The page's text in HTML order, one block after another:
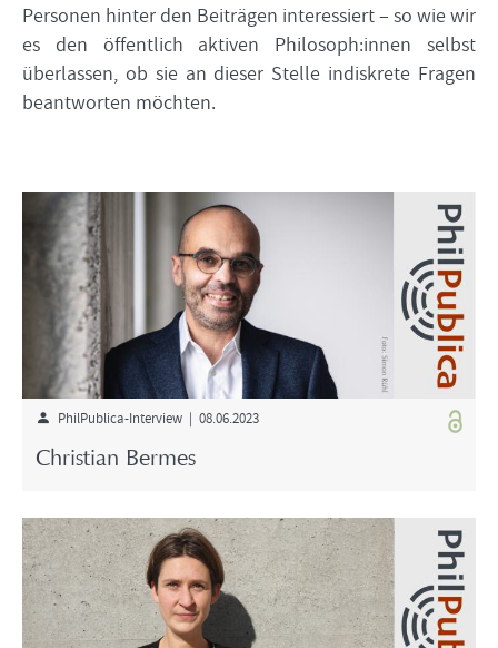
Personen hinter den Beiträgen interessiert – so wie wir
es den öffentlich aktiven Philosoph:innen selbst
überlassen, ob sie an dieser Stelle indiskrete Fragen
beantworten möchten.
PhilPublica-Interview | 08.06.2023
Christian Bermes